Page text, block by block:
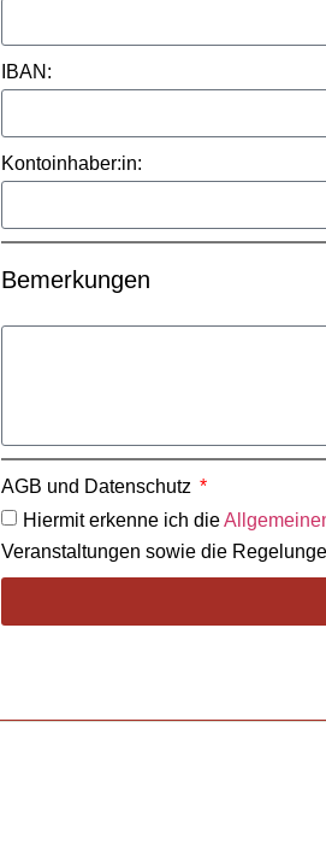
IBAN:
Kontoinhaber:in:
Bemerkungen
AGB und Datenschutz
Hiermit erkenne ich die
Veranstaltungen sowie die